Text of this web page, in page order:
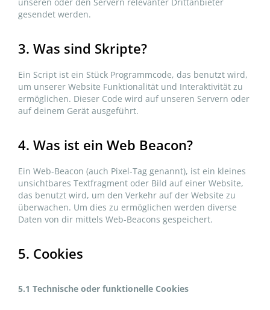
gesendet werden.
3. Was sind Skripte?
Ein Script ist ein Stück Programmcode, das benutzt wird,
um unserer Website Funktionalität und Interaktivität zu
ermöglichen. Dieser Code wird auf unseren Servern oder
auf deinem Gerät ausgeführt.
4. Was ist ein Web Beacon?
Ein Web-Beacon (auch Pixel-Tag genannt), ist ein kleines
unsichtbares Textfragment oder Bild auf einer Website,
das benutzt wird, um den Verkehr auf der Website zu
überwachen. Um dies zu ermöglichen werden diverse
Daten von dir mittels Web-Beacons gespeichert.
5. Cookies
5.1 Technische oder funktionelle Cookies